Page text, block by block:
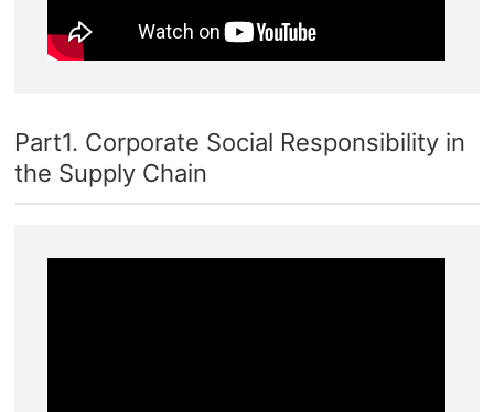
Part1. Corporate Social Responsibility in
the Supply Chain